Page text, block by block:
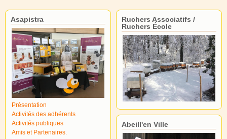
Asapistra
Présentation
Activités des adhérents
Activités publiques
Amis et Partenaires.
Ruchers Associatifs /
Ruchers École
Abeill'en Ville